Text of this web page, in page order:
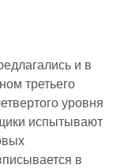
и в
третьего
уровня
испытывают
в